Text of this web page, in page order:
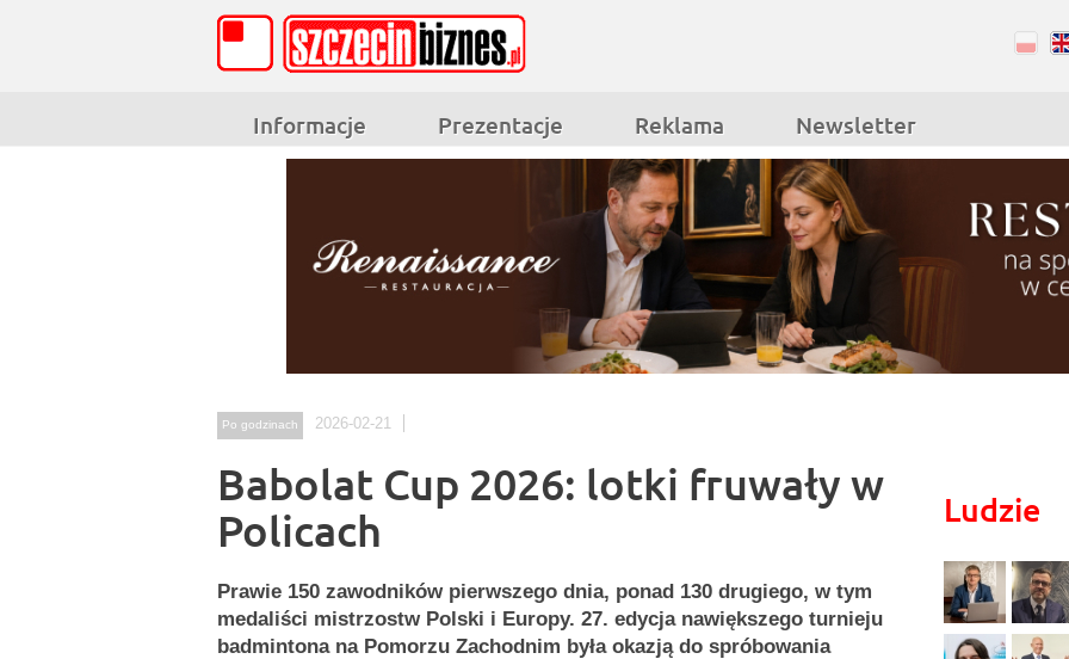
Informacje Prezentacje Reklama Newsletter
Po godzinach 2026-02-21
Babolat Cup 2026: lotki fruwały w
Policach
Prawie 150 zawodników pierwszego dnia, ponad 130 drugiego, w tym
medaliści mistrzostw Polski i Europy. 27. edycja nawiększego turnieju
badmintona na Pomorzu Zachodnim była okazją do spróbowania
Ludzie